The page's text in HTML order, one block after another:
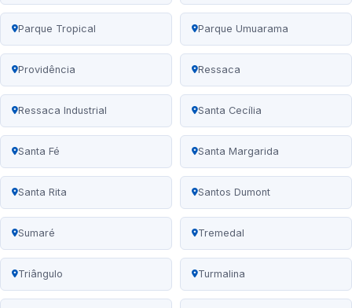
Parque Tropical Parque Umuarama
Providência Ressaca
Ressaca Industrial Santa Cecília
Santa Fé Santa Margarida
Santa Rita Santos Dumont
Sumaré Tremedal
Triângulo Turmalina